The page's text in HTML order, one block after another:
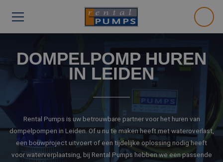
DOMPELPOMP HUREN
IN LEIDEN
Rental Pumps is uw betrouwbare partner voor het huren van
dompelpompen in Leiden. Of u nu te maken heeft met wateroverlast,
een bouwproject uitvoert of een tijdelijke oplossing nodig heeft
voor waterverplaatsing, bij Rental Pumps hebben we een passende